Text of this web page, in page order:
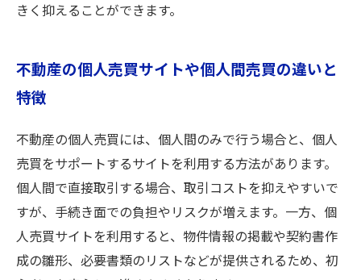
きく抑えることができます。
不動産の個人売買サイトや個人間売買の違いと
特徴
不動産の個人売買には、個人間のみで行う場合と、個人
売買をサポートするサイトを利用する方法があります。
個人間で直接取引する場合、取引コストを抑えやすいで
すが、手続き面での負担やリスクが増えます。一方、個
人売買サイトを利用すると、物件情報の掲載や契約書作
成の雛形、必要書類のリストなどが提供されるため、初